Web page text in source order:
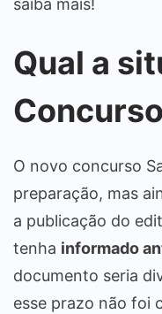
saiba mais!
Qual a
O novo concurso
preparação, mas
a publicação do
tenha informado
documento seria
esse prazo não foi